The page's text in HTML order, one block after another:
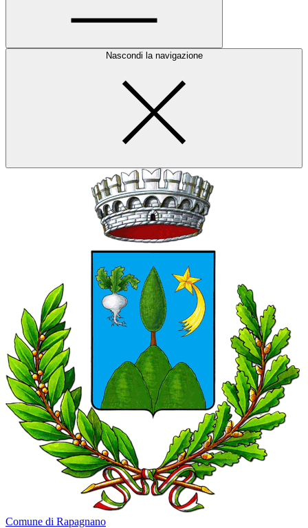
Nascondi la navigazione
Comune di Rapagnano